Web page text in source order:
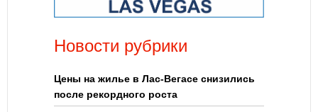
Новости рубрики
Цены на жилье в Лас-Вегасе снизились
после рекордного роста